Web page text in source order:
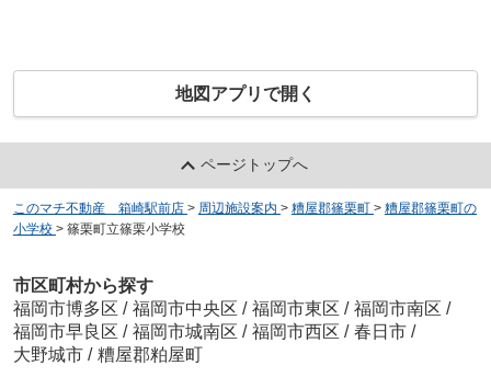
地図アプリで開く
ページトップへ
このマチ不動産 箱崎駅前店 > 周辺施設案内 > 糟屋郡篠栗町 > 糟屋郡篠栗町の
小学校 > 篠栗町立篠栗小学校
市区町村から探す
福岡市博多区 / 福岡市中央区 / 福岡市東区 / 福岡市南区 /
福岡市早良区 / 福岡市城南区 / 福岡市西区 / 春日市 /
大野城市 / 糟屋郡粕屋町